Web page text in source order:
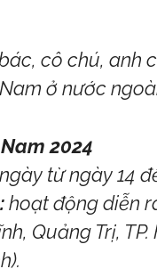
cô chú, anh
ở nước
2024
từ ngày 14
hoạt động diễn
Quảng Trị,